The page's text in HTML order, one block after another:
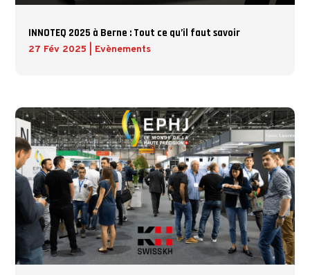
INNOTEQ 2025 à Berne : Tout ce qu’il faut savoir
27 Fév 2025 Evènements